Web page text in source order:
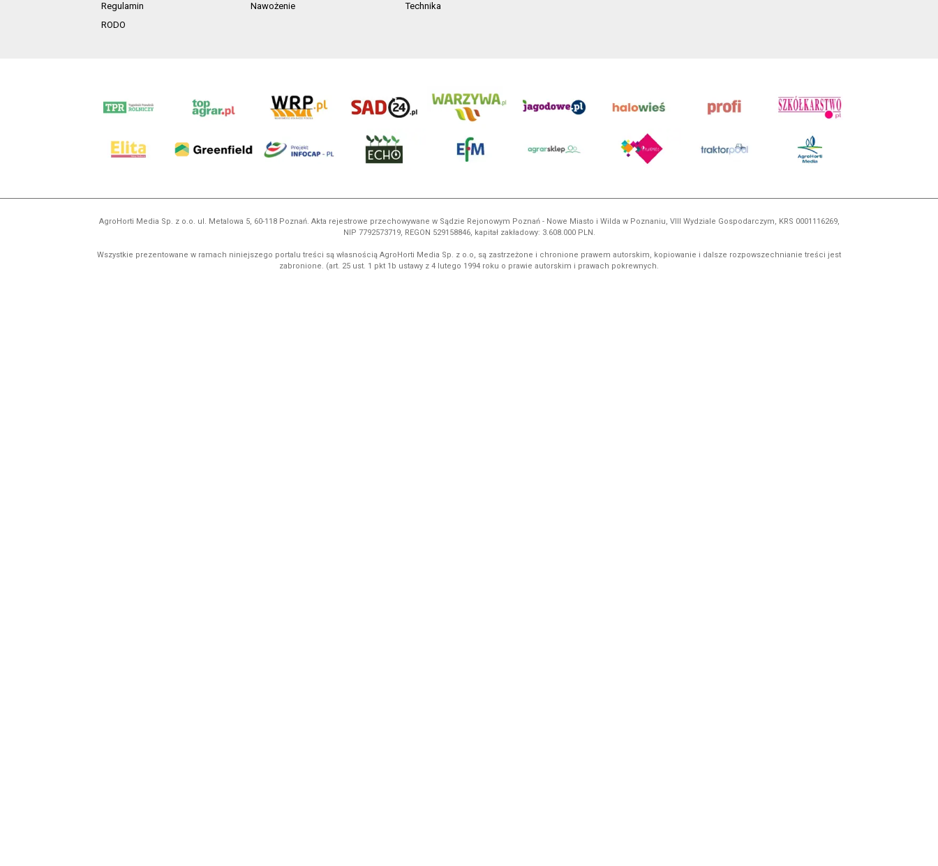
Regulamin
RODO
Nawożenie
Technika
AgroHorti Media Sp. z o.o. ul. Metalowa 5, 60-118 Poznań. Akta rejestrowe przechowywane w Sądzie Rejonowym Poznań - Nowe Miasto i Wilda w Poznaniu, VIII Wydziale Gospodarczym, KRS 0001116269,
NIP 7792573719, REGON 529158846, kapitał zakładowy: 3.608.000 PLN.
Wszystkie prezentowane w ramach niniejszego portalu treści są własnością AgroHorti Media Sp. z o.o, są zastrzeżone i chronione prawem autorskim, kopiowanie i dalsze rozpowszechnianie treści jest
zabronione. (art. 25 ust. 1 pkt 1b ustawy z 4 lutego 1994 roku o prawie autorskim i prawach pokrewnych.